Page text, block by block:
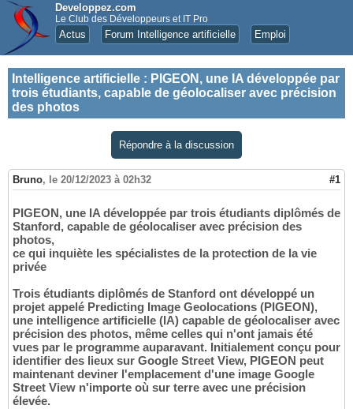
Developpez.com
Le Club des Développeurs et IT Pro
Actus Forum Intelligence artificielle Emploi
Intelligence artificielle : PIGEON, une IA développée par
trois étudiants, capable de géolocaliser avec précision
des photos
Répondre à la discussion
Bruno, le 20/12/2023 à 02h32 #1
PIGEON, une IA développée par trois étudiants diplômés de
Stanford, capable de géolocaliser avec précision des
photos,
ce qui inquiète les spécialistes de la protection de la vie
privée
Trois étudiants diplômés de Stanford ont développé un
projet appelé Predicting Image Geolocations (PIGEON),
une intelligence artificielle (IA) capable de géolocaliser avec
précision des photos, même celles qui n'ont jamais été
vues par le programme auparavant. Initialement conçu pour
identifier des lieux sur Google Street View, PIGEON peut
maintenant deviner l'emplacement d'une image Google
Street View n'importe où sur terre avec une précision
élevée.